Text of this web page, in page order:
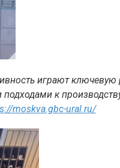
играют
к
moskva.gbc-ural.ru/